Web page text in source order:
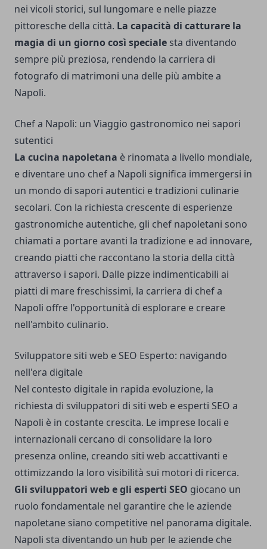
nei vicoli storici, sul lungomare e nelle piazze
pittoresche della città. La capacità di catturare la
magia di un giorno così speciale sta diventando
sempre più preziosa, rendendo la carriera di
fotografo di matrimoni una delle più ambite a
Napoli.
Chef a Napoli: un Viaggio gastronomico nei sapori
sutentici
La cucina napoletana è rinomata a livello mondiale,
e diventare uno chef a Napoli significa immergersi in
un mondo di sapori autentici e tradizioni culinarie
secolari. Con la richiesta crescente di esperienze
gastronomiche autentiche, gli chef napoletani sono
chiamati a portare avanti la tradizione e ad innovare,
creando piatti che raccontano la storia della città
attraverso i sapori. Dalle pizze indimenticabili ai
piatti di mare freschissimi, la carriera di chef a
Napoli offre l'opportunità di esplorare e creare
nell'ambito culinario.
Sviluppatore siti web e SEO Esperto: navigando
nell'era digitale
Nel contesto digitale in rapida evoluzione, la
richiesta di sviluppatori di siti web e esperti SEO a
Napoli è in costante crescita. Le imprese locali e
internazionali cercano di consolidare la loro
presenza online, creando siti web accattivanti e
ottimizzando la loro visibilità sui motori di ricerca.
Gli sviluppatori web e gli esperti SEO giocano un
ruolo fondamentale nel garantire che le aziende
napoletane siano competitive nel panorama digitale.
Napoli sta diventando un hub per le aziende che